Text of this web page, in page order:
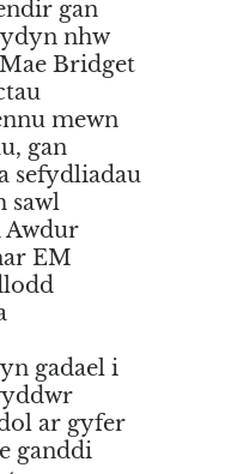
gan
nhw
Bridget
mewn
gan
sefydliadau
sawl
Awdur
EM
gadael i
ar gyfer
ganddi